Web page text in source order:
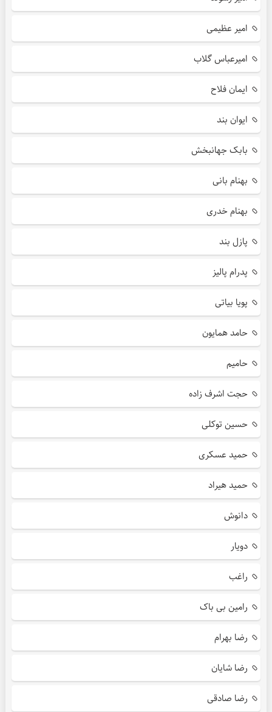
امیر عظیمی
امیرعباس گلاب
ایمان فلاح
ایوان بند
بابک جهانبخش
بهنام بانی
بهنام خدری
پازل بند
پدرام پالیز
پویا بیاتی
حامد همایون
حامیم
حجت اشرف زاده
حسین توکلی
حمید عسکری
حمید هیراد
دانوش
دویار
راغب
رامین بی باک
رضا بهرام
رضا شایان
رضا صادقی